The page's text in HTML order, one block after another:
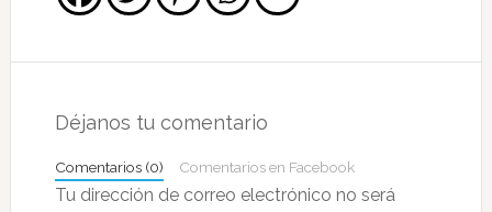
con
lectores
Déjanos tu comentario
Comentarios (0) Comentarios en Facebook
Tu dirección de correo electrónico no será